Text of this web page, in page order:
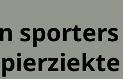
sporters